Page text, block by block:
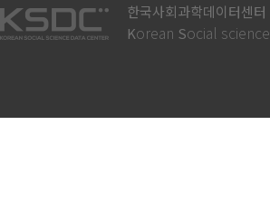
한국사회과학데이터센터
Korean Social science